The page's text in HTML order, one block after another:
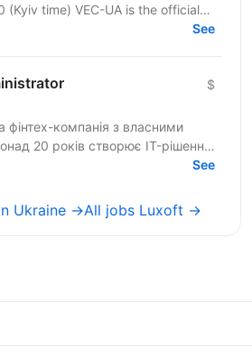
UA is the official
US-based company VEC in...
See
$
компанія з власними
20 років створює IT-рішення
нарахувань і цифрових
See
Ukraine →All jobs Luxoft →